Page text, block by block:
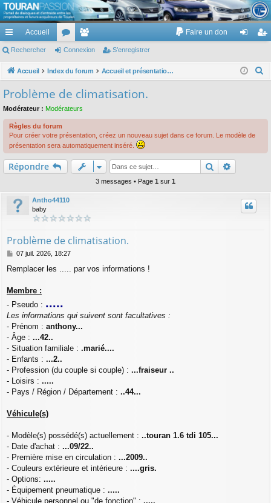
TouranPassion
Le forum des propriétaires ou futurs acquéreurs du Volkswagen Touran
cc
ès
pi
de
Accueil
or
u
e
m
Faire un don
ne nr
Rechercher Connexion S’enregistrer
Accueil Index du forum Accueil et présentations des membres de TP :)
Problème de climatisation.
Modérateur : Modérateurs
Règles du forum
Pour créer votre présentation, créez un nouveau sujet dans ce forum. Le modèle de
présentation sera automatiquement inséré.
Répondre Rechercher
3 messages • Page 1 sur 1
Antho44110
baby
Problème de climatisation.
M
s
a
e
07 juil. 2026, 18:27
Remplacer les ..... par vos informations !
Membre :
- Pseudo : .....
Les informations qui suivent sont facultatives :
- Prénom : anthony...
- Âge : ...42..
- Situation familiale : .marié....
- Enfants : ...2..
- Profession (du couple si couple) : ...fraiseur ..
- Loisirs : .....
- Pays / Région / Département : ..44...
Véhicule(s)
- Modèle(s) possédé(s) actuellement : ..touran 1.6 tdi 105...
- Date d'achat : ...09/22..
- Première mise en circulation : ...2009..
- Couleurs extérieure et intérieure : ....gris.
- Options: .....
- Équipement pneumatique : .....
- Véhicule personnel ou "de fonction" : .....